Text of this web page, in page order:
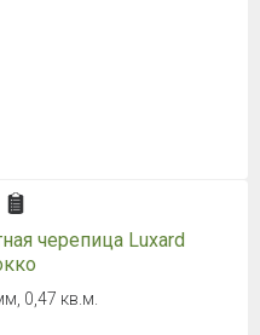
черепица Luxard
0,47 кв.м.